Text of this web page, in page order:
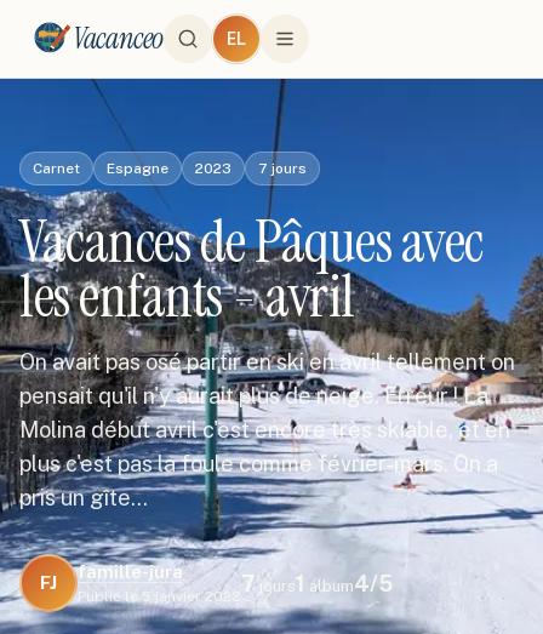
Vacanceo EL
Carnet Espagne 2023 7 jours
Vacances de Pâques avec
les enfants - avril
On avait pas osé partir en ski en avril tellement on
pensait qu'il n'y aurait plus de neige. Erreur ! La
Molina début avril c'est encore très skiable, et en
plus c'est pas la foule comme février-mars. On a
pris un gîte…
FJ
famille-jura
Publié le 5 janvier 2023
7jours1 album4/5